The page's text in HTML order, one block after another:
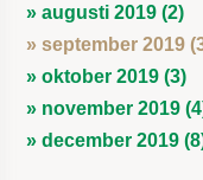
» augusti 2019 (2)
» september 2019
» oktober 2019 (3)
» november 2019
» december 2019